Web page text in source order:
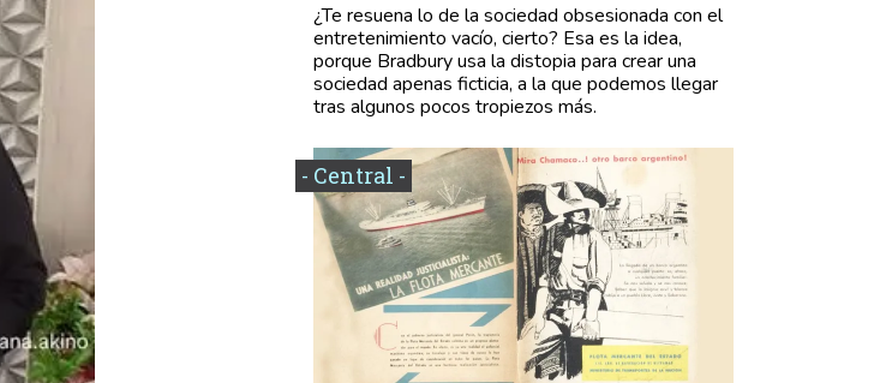
¿Te resuena lo de la sociedad obsesionada con el
entretenimiento vacío, cierto? Esa es la idea,
porque Bradbury usa la distopia para crear una
sociedad apenas ficticia, a la que podemos llegar
tras algunos pocos tropiezos más.
- Central -